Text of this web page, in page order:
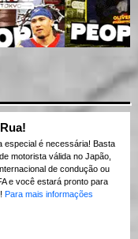
especial é necessária! Basta
motorista válida no Japão,
de condução ou
e você estará pronto para
Para mais informações